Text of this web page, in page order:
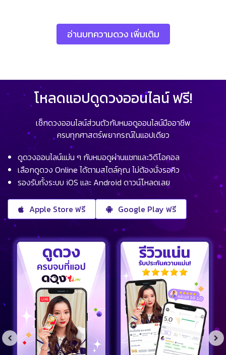
อ่านบทความดวง เพิ่มเติม
โหลดแอปดูดวงออนไลน์ ฟรี!
เช็กดวงออนไลน์ส่วนตัวกับหมอดูออนไลน์มืออาชีพ
ครบทุกศาสตร์พยากรณ์ในแอปเดียว
ดูดวงออนไลน์แม่น ๆ กับหมอดูผ่านแชทและวิดีโอคอล
เลือกดูดวง Online ได้ตามสไตล์คุณ ไม่ต้องนั่งรอคิว
รองรับทั้งระบบ iOS และ Android ดาวน์โหลดเลย
Apple Store ฟรี Google Play ฟรี